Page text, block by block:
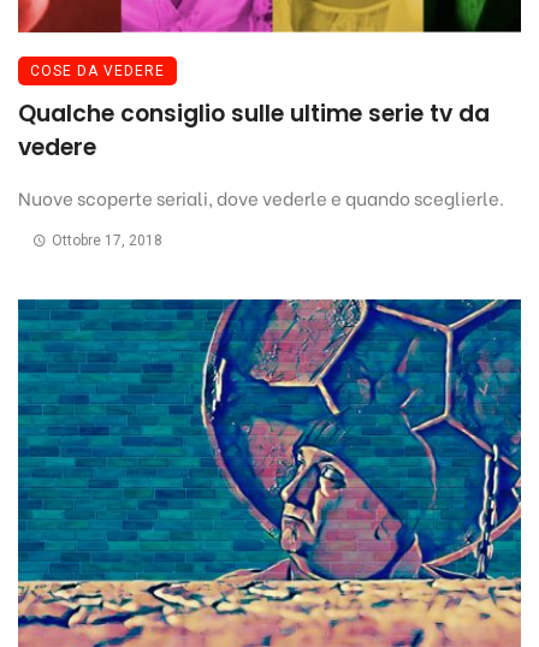
COSE DA VEDERE
Qualche consiglio sulle ultime serie tv da
vedere
Nuove scoperte seriali, dove vederle e quando sceglierle.
Ottobre 17, 2018